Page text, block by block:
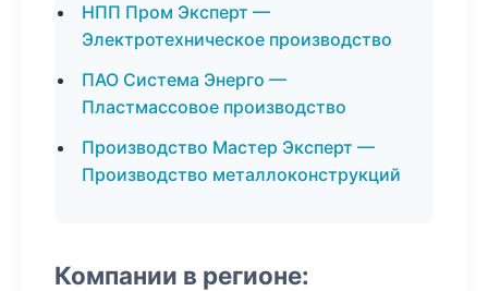
НПП Пром Эксперт —
Электротехническое производство
ПАО Система Энерго —
Пластмассовое производство
Производство Мастер Эксперт —
Производство металлоконструкций
Компании в регионе: